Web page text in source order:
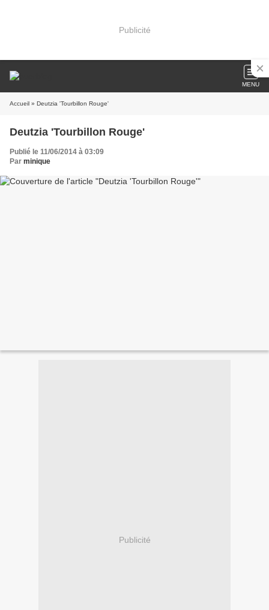
Publicité
MENU
Accueil » Deutzia 'Tourbillon Rouge'
Deutzia 'Tourbillon Rouge'
Publié le 11/06/2014 à 03:09
Par minique
Publicité